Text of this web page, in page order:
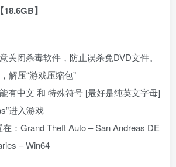
】
关闭杀毒软件，防止误杀免DVD文件。
解压“游戏压缩包”
有中文 和 特殊符号 [最好是纯英文字母]
进入游戏
：Grand Theft Auto – San Andreas DE
– Win64